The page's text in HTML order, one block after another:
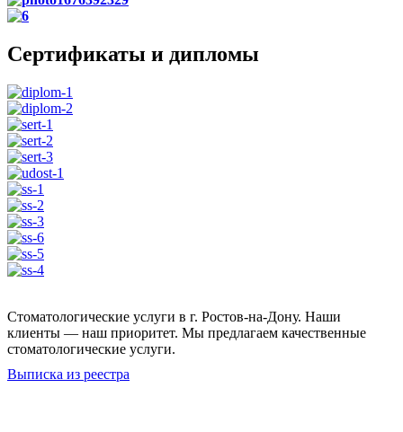
Сертификаты и дипломы
Стоматологические услуги в г. Ростов-на-Дону. Наши
клиенты — наш приоритет. Мы предлагаем качественные
стоматологические услуги.
Выписка из реестра